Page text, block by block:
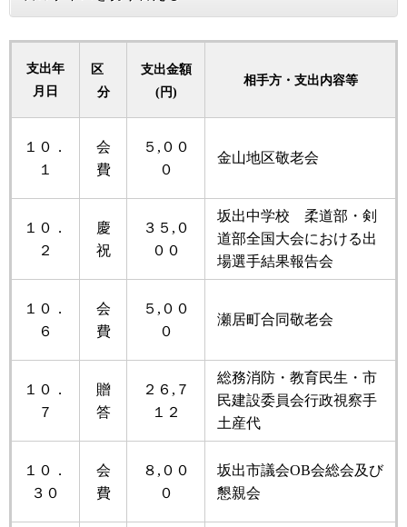
支出年
月日
区
分
支出金額
(円)
相手方・支出内容等
１０．
１
会
費
５,００
０
金山地区敬老会
１０．
２
慶
祝
３５,０
００
坂出中学校 柔道部・剣
道部全国大会における出
場選手結果報告会
１０．
６
会
費
５,００
０
瀬居町合同敬老会
１０．
７
贈
答
２６,７
１２
総務消防・教育民生・市
民建設委員会行政視察手
土産代
１０．
３０
会
費
８,００
０
坂出市議会OB会総会及び
懇親会